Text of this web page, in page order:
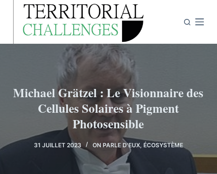
a
uMichael Grätzel : Le Visionnaire des
Cellules Solaires à Pigment
Photosensible
31 JUILLET 2023 ON PARLE D'EUX, ÉCOSYSTÈME